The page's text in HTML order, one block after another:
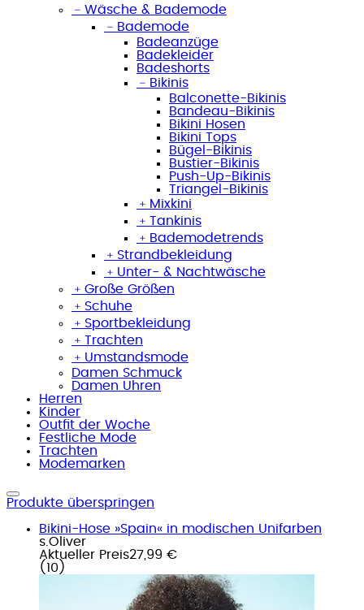
﹣ Wäsche & Bademode
﹣ Bademode
Badeanzüge
Badekleider
Badeshorts
﹣ Bikinis
Balconette-Bikinis
Bandeau-Bikinis
Bikini Hosen
Bikini Tops
Bügel-Bikinis
Bustier-Bikinis
Push-Up-Bikinis
Triangel-Bikinis
﹢ Mixkini
﹢ Tankinis
﹢ Bademodetrends
﹢ Strandbekleidung
﹢ Unter- & Nachtwäsche
﹢ Große Größen
﹢ Schuhe
﹢ Sportbekleidung
﹢ Trachten
﹢ Umstandsmode
Damen Schmuck
Damen Uhren
Herren
Kinder
Outfit der Woche
Festliche Mode
Trachten
Modemarken
Produkte überspringen
Bikini-Hose »Spain« in modischen Unifarben
s.Oliver
Aktueller Preis27,99 €
( 10 )